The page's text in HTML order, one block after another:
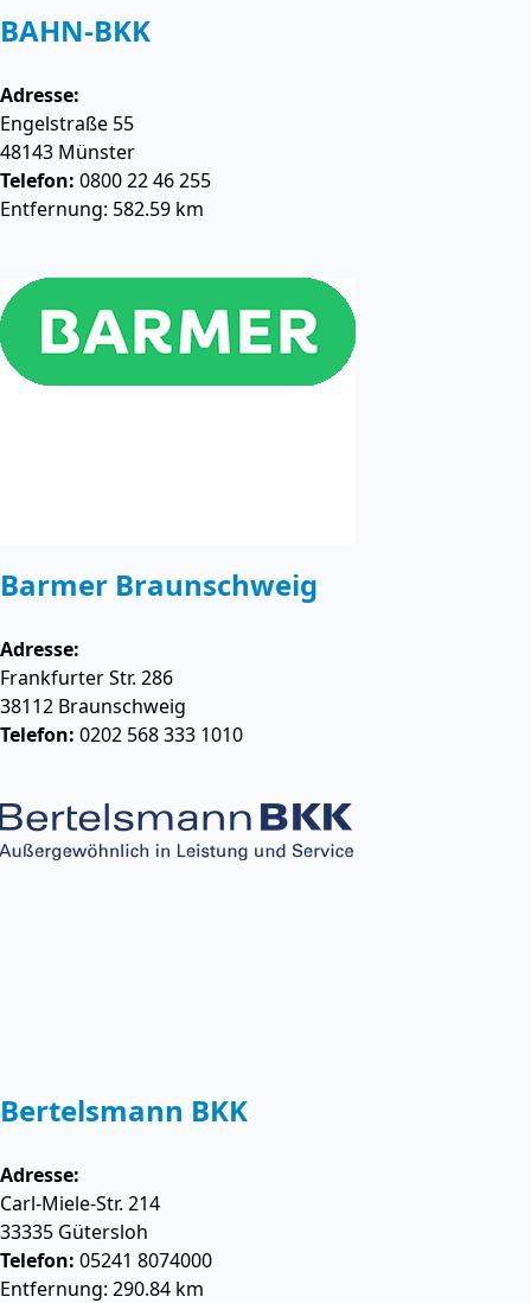
BAHN-BKK
Adresse:
Engelstraße 55
48143 Münster
Telefon: 0800 22 46 255
Entfernung: 582.59 km
Barmer Braunschweig
Adresse:
Frankfurter Str. 286
38112 Braunschweig
Telefon: 0202 568 333 1010
Bertelsmann BKK
Adresse:
Carl-Miele-Str. 214
33335 Gütersloh
Telefon: 05241 8074000
Entfernung: 290.84 km